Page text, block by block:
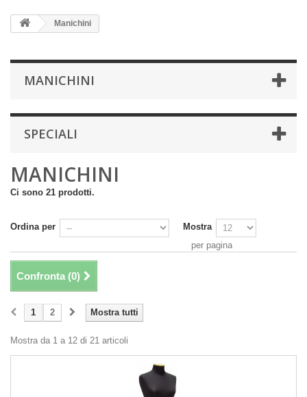
Manichini
MANICHINI
SPECIALI
MANICHINI
Ci sono 21 prodotti.
Ordina per
Mostra
per pagina
Confronta (0)
Mostra tutti
1 2
Mostra da 1 a 12 di 21 articoli